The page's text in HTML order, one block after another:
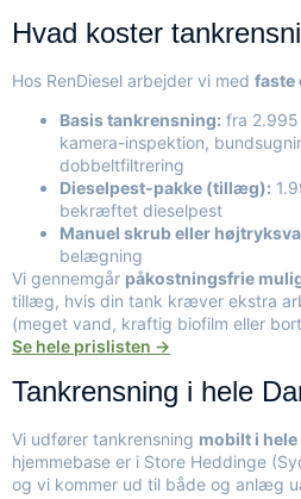
Hvad koster
Hos RenDiesel arbejder vi med faste
Basis tankrensning: fra
kamera-inspektion,
dobbeltfiltrering
Dieselpest-pakke (tillæg):
bekræftet dieselpest
Manuel skrub eller
belægning
Vi gennemgår påkostningsfrie
tillæg, hvis din tank kræver ekstra
(meget vand, kraftig biofilm eller
Se hele prislisten →
Tankrensning i hele
Vi udfører tankrensning mobilt i
hjemmebase er i Store Heddinge
og vi kommer ud til både og anlæg